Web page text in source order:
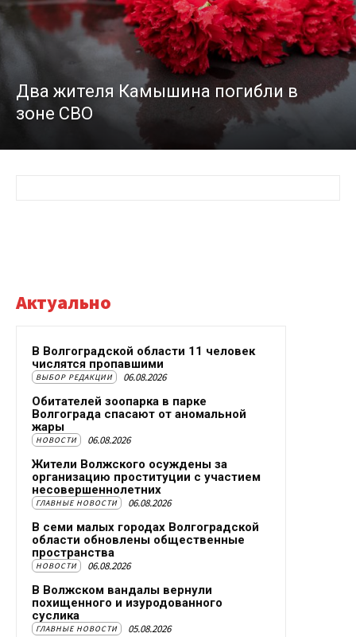
Два жителя Камышина погибли в
зоне СВО
Актуально
В Волгоградской области 11 человек
числятся пропавшими
ВЫБОР РЕДАКЦИИ 06.08.2026
Обитателей зоопарка в парке
Волгограда спасают от аномальной
жары
НОВОСТИ 06.08.2026
Жители Волжского осуждены за
организацию проституции с участием
несовершеннолетних
ГЛАВНЫЕ НОВОСТИ 06.08.2026
В семи малых городах Волгоградской
области обновлены общественные
пространства
НОВОСТИ 06.08.2026
В Волжском вандалы вернули
похищенного и изуродованного
суслика
ГЛАВНЫЕ НОВОСТИ 05.08.2026